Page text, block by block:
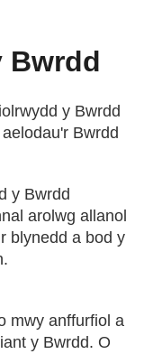
Bwrdd
y Bwrdd
Bwrdd
y Bwrdd
arolwg allanol
blynedd a bod y
mwy anffurfiol a
y Bwrdd. O